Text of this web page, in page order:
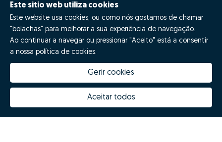
Este sitio web utiliza cookies
Este website usa cookies, ou como nós gostamos de chamar
"bolachas" para melhorar a sua experiência de navegação.
Ao continuar a navegar ou pressionar "Aceito" está a consentir
a nossa política de cookies.
Gerir cookies
Aceitar todos